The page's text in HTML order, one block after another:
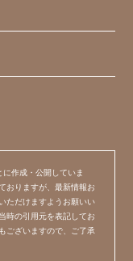
作成・公開していま
おりますが、最新情報お
ただけますようお願いい
時の引用元を表記してお
ございますので、ご了承